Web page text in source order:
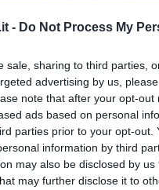
- Do Not Process My
sale, sharing to third parties,
advertising by us,
note that after your opt-
ads based on personal
parties prior to your opt-
information by third
may also be disclosed by
may further disclose it to
sociali territoriali, dai
comprendono
politica attiva come